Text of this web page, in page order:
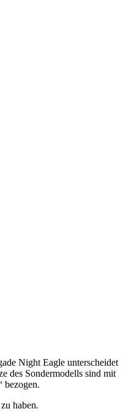
Night Eagle unterscheidet
des Sondermodells sind mit
bezogen.
haben.